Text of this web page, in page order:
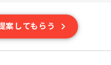
案してもらう